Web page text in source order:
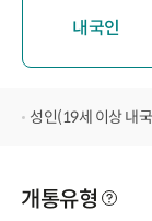
내국인
성인(19세 이상 내
개통유형